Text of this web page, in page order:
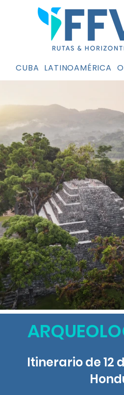
CUBA LATINOAMÉRICA
Itinerario de